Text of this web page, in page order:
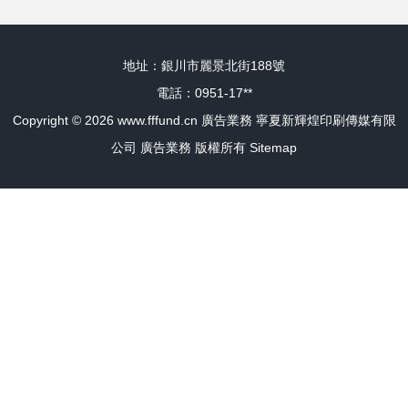
地址：銀川市麗景北街188號
電話：0951-17**
Copyright © 2026 www.fffund.cn 廣告業務 寧夏新輝煌印刷傳媒有限
公司 廣告業務 版權所有 Sitemap